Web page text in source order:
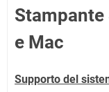
Stampante
e Mac
Supporto del